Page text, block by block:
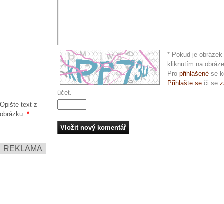
* Pokud je
kliknutím na
Pro přihlášené se
Přihlašte se či se
účet.
Opište text z
obrázku: *
REKLAMA